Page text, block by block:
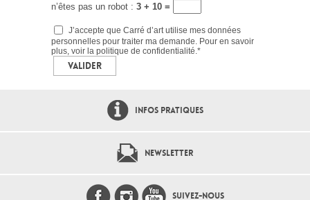
n’êtes pas un robot : 3 + 10 =
J’accepte que Carré d’art utilise mes données
personnelles pour traiter ma demande. Pour en savoir
plus, voir la politique de confidentialité.*
INFOS PRATIQUES
NEWSLETTER
SUIVEZ-NOUS